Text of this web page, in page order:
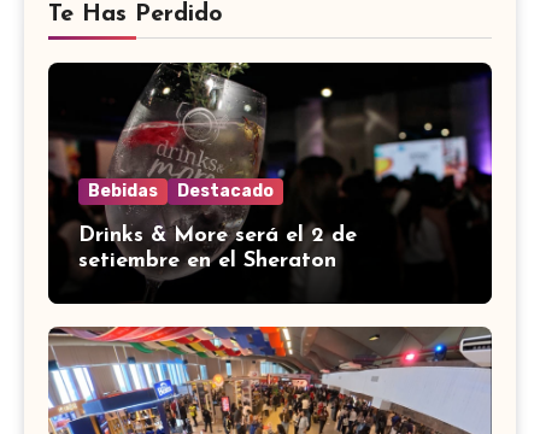
Te Has Perdido
Bebidas Destacado
Drinks & More será el 2 de
setiembre en el Sheraton